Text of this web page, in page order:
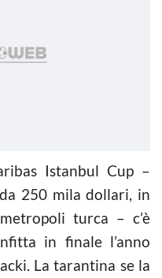
Istanbul Cup –
250 mila dollari, in
turca – c’è
in finale l’anno
La tarantina se la